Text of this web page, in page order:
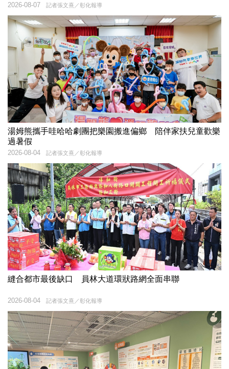
記者張文熹／彰化報導
2026-08-07
湯姆熊攜手哇哈哈劇團把樂園搬進偏鄉 陪伴家扶兒童歡樂
過暑假
記者張文熹／彰化報導
2026-08-04
縫合都市最後缺口 員林大道環狀路網全面串聯
記者張文熹／彰化報導
2026-08-04